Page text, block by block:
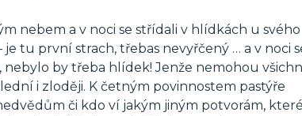
nebem a v noci se střídali v hlídkách u svého
je tu první strach, třebas nevyřčený … a v noci
by třeba hlídek! Jenže nemohou
i zloději. K četným povinnostem pastýře
či kdo ví jakým jiným potvorám, které